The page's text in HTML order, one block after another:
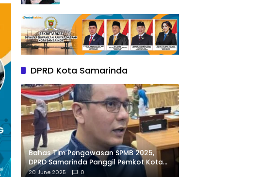
DPRD Kota Samarinda
Bahas Tim Pengawasan SPMB 2025,
DPRD Samarinda Panggil Pemkot Kota
Tepian
20 June 2025 0